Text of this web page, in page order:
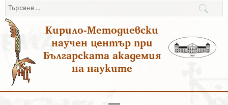
Преминаване
към
съдържанието
Търсене
за:
Кирило-Методиевски
научен център при
Българската академия
на науките